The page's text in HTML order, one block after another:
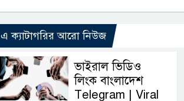
এ ক্যাটাগরির আরো নিউজ
ভাইরাল ভিডিও
লিংক বাংলাদেশ
Telegram | Viral